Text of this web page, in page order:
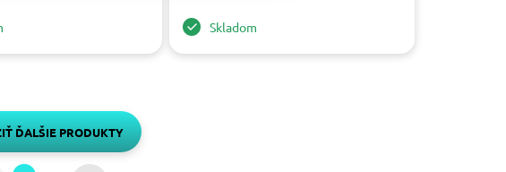
Skladom
ĎALŠIE PRODUKTY